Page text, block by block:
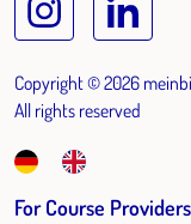
Copyright © 2026
All rights reserved
For Course Providers